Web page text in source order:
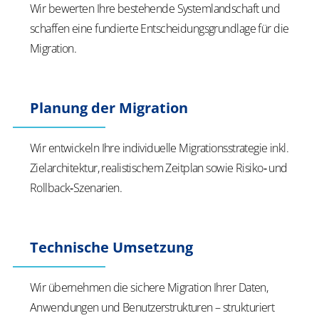
Wir bewerten Ihre bestehende Systemlandschaft und
schaffen eine fundierte Entscheidungsgrundlage für die
Migration.
Planung der Migration
Wir entwickeln Ihre individuelle Migrationsstrategie inkl.
Zielarchitektur, realistischem Zeitplan sowie Risiko‑ und
Rollback‑Szenarien.
Technische Umsetzung
Wir übernehmen die sichere Migration Ihrer Daten,
Anwendungen und Benutzerstrukturen – strukturiert